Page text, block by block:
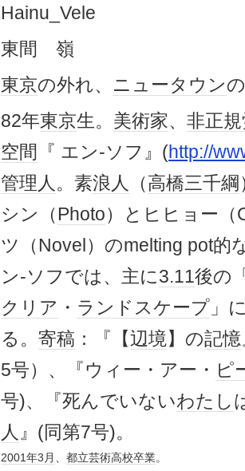
Hainu_Vele
東間 嶺
東京の外れ、 ニュータウン
82年東京生。 美術家、 非正
空間
『 エン-ソフ』(http://
管理人 。素浪人 （高橋三千綱
シン（Photo）とヒヒョー（
ツ（Novel）のmelting pot的
ン-ソフでは、主に3.11後の
クリア ・ ランドスケープ 」
る。 寄稿 ：『【辺境】の記憶
5号）、『ウィー・アー・ ピ
号)、『死んでいないわたし
人 』(同第7号)。
2001年3月 、 都立芸術高校卒業。